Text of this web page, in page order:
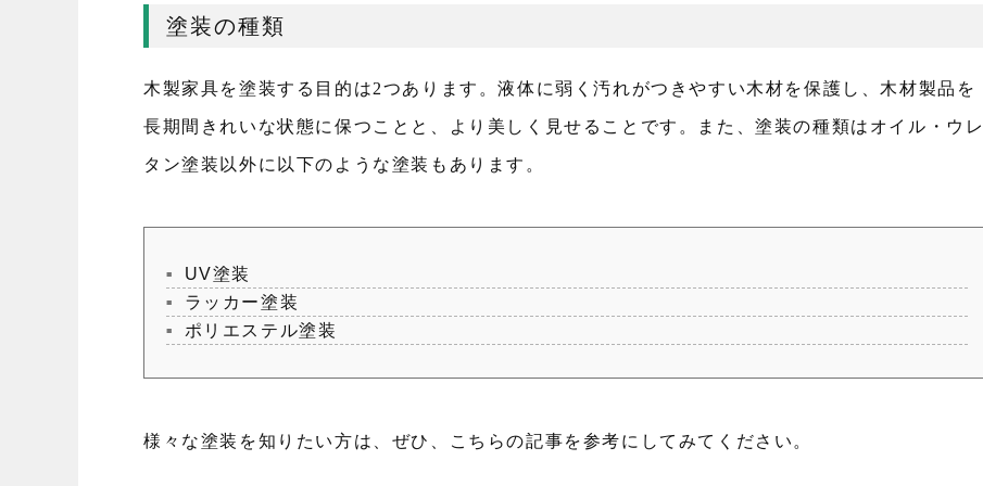
塗装の種類
木製家具を塗装する目的は2つあります。液体に弱く汚れがつきやすい木材を保護し、木材製品を
長期間きれいな状態に保つことと、より美しく見せることです。また、塗装の種類はオイル・ウレ
タン塗装以外に以下のような塗装もあります。
UV塗装
ラッカー塗装
ポリエステル塗装
様々な塗装を知りたい方は、ぜひ、こちらの記事を参考にしてみてください。